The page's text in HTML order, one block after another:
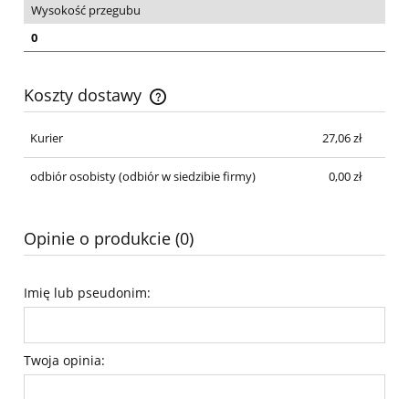
Wysokość przegubu
0
Koszty dostawy
Cena nie zawiera ewentualnych kosztów płatności
Kurier
27,06 zł
odbiór osobisty(odbiór w siedzibie firmy) 0,00 zł
Opinie o produkcie (0)
Imię lub pseudonim:
Twoja opinia: